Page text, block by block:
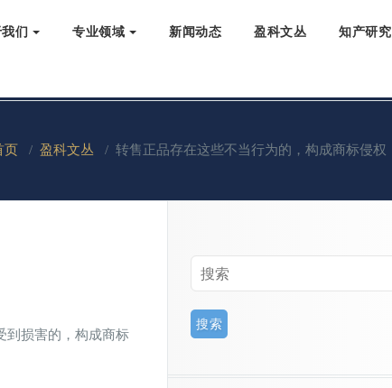
们 专业领域 新闻动态 盈科文丛 知产研究
页 / 盈科文丛 / 转售正品存在这些不当行为的，构成商标侵权
到损害的，构成商标